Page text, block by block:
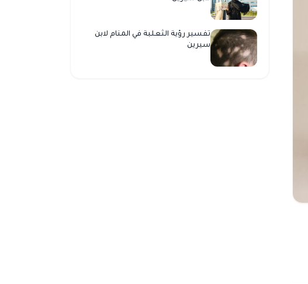
تفسير رؤية الثعلبة في المنام لابن
سيرين